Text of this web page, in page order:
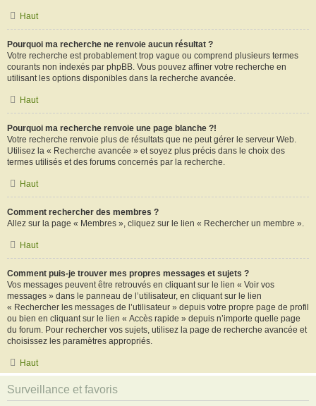
Haut
Pourquoi ma recherche ne renvoie aucun résultat ?
Votre recherche est probablement trop vague ou comprend plusieurs termes
courants non indexés par phpBB. Vous pouvez affiner votre recherche en
utilisant les options disponibles dans la recherche avancée.
Haut
Pourquoi ma recherche renvoie une page blanche ?!
Votre recherche renvoie plus de résultats que ne peut gérer le serveur Web.
Utilisez la « Recherche avancée » et soyez plus précis dans le choix des
termes utilisés et des forums concernés par la recherche.
Haut
Comment rechercher des membres ?
Allez sur la page « Membres », cliquez sur le lien « Rechercher un membre ».
Haut
Comment puis-je trouver mes propres messages et sujets ?
Vos messages peuvent être retrouvés en cliquant sur le lien « Voir vos
messages » dans le panneau de l’utilisateur, en cliquant sur le lien
« Rechercher les messages de l’utilisateur » depuis votre propre page de profil
ou bien en cliquant sur le lien « Accès rapide » depuis n’importe quelle page
du forum. Pour rechercher vos sujets, utilisez la page de recherche avancée et
choisissez les paramètres appropriés.
Haut
Surveillance et favoris